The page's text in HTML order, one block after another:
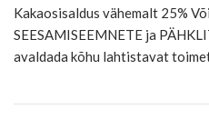
Kakaosisaldus vähemalt 25%
SEESAMISEEMNETE ja
avaldada kõhu lahtistavat